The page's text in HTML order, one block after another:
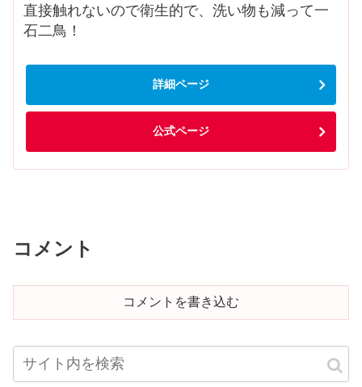
直接触れないので衛生的で、洗い物も減って一
石二鳥！
詳細ページ
公式ページ
コメント
コメントを書き込む